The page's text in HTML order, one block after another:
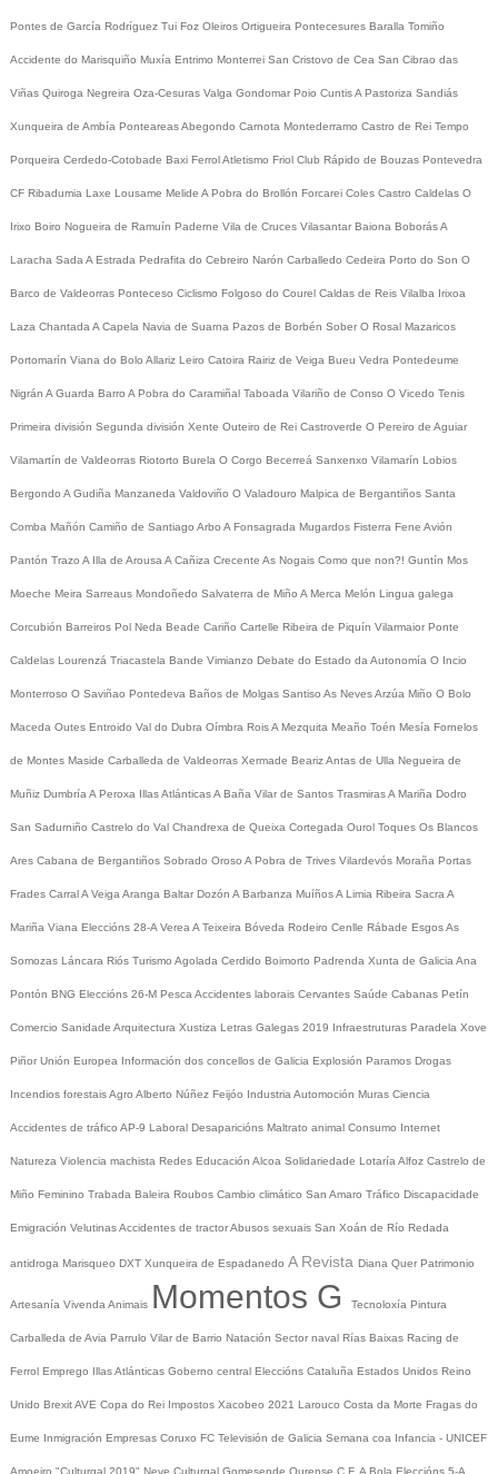
Pontes de García Rodríguez Tui Foz Oleiros Ortigueira Pontecesures Baralla Tomiño
Accidente do Marisquiño Muxía Entrimo Monterrei San Cristovo de Cea San Cibrao das
Viñas Quiroga Negreira Oza-Cesuras Valga Gondomar Poio CuntisA Pastoriza Sandiás
Xunqueira de Ambía PonteareasAbegondo Carnota Montederramo Castro de Rei Tempo
Porqueira Cerdedo-Cotobade Baxi FerrolAtletismo Friol Club Rápido de Bouzas Pontevedra
CF Ribadumia Laxe Lousame Melide A Pobra do Brollón Forcarei Coles Castro Caldelas O
Irixo Boiro Nogueira de Ramuín Paderne Vila de Cruces Vilasantar Baiona BoborásA
Laracha Sada A Estrada Pedrafita do Cebreiro Narón Carballedo Cedeira Porto do Son O
Barco de Valdeorras Ponteceso Ciclismo Folgoso do Courel Caldas de Reis Vilalba Irixoa
Laza Chantada A Capela Navia de Suarna Pazos de Borbén Sober O Rosal Mazaricos
Portomarín Viana do Bolo Allariz Leiro Catoira Rairiz de Veiga Bueu Vedra Pontedeume
Nigrán A Guarda Barro A Pobra do Caramiñal Taboada Vilariño de Conso O Vicedo Tenis
Primeira división Segunda división Xente Outeiro de Rei Castroverde O Pereiro de Aguiar
Vilamartín de Valdeorras Riotorto Burela O Corgo Becerreá Sanxenxo Vilamarín Lobios
Bergondo A Gudiña Manzaneda Valdoviño O Valadouro Malpica de Bergantiños Santa
Comba Mañón Camiño de Santiago Arbo A Fonsagrada Mugardos Fisterra Fene Avión
Pantón Trazo A Illa de Arousa A Cañiza Crecente As Nogais Como que non?! Guntín Mos
Moeche Meira Sarreaus Mondoñedo Salvaterra de Miño A Merca Melón Lingua galega
Corcubión Barreiros Pol Neda Beade Cariño Cartelle Ribeira de Piquín Vilarmaior Ponte
Caldelas Lourenzá Triacastela Bande Vimianzo Debate do Estado da Autonomía O Incio
Monterroso O Saviñao Pontedeva Baños de Molgas Santiso As NevesArzúa Miño O Bolo
Maceda Outes Entroido Val do Dubra Oímbra RoisA Mezquita Meaño Toén Mesía Fornelos
de Montes Maside Carballeda de Valdeorras Xermade BearizAntas de Ulla Negueira de
Muñiz Dumbría A Peroxa Illas AtlánticasA Baña Vilar de Santos TrasmirasA Mariña Dodro
San Sadurniño Castrelo do Val Chandrexa de Queixa Cortegada Ourol Toques Os Blancos
Ares Cabana de Bergantiños Sobrado Oroso A Pobra de Trives Vilardevós Moraña Portas
Frades CarralA Veiga Aranga Baltar Dozón A Barbanza MuíñosA Limia Ribeira Sacra A
Mariña Viana Eleccións 28-A Verea A Teixeira Bóveda Rodeiro Cenlle Rábade EsgosAs
Somozas Láncara Riós Turismo Agolada Cerdido Boimorto Padrenda Xunta de Galicia Ana
Pontón BNG Eleccións 26-M Pesca Accidentes laborais Cervantes Saúde Cabanas Petín
Comercio Sanidade Arquitectura Xustiza Letras Galegas 2019 Infraestruturas Paradela Xove
Piñor Unión Europea Información dos concellos de Galicia Explosión Paramos Drogas
Incendios forestaisAgro Alberto Núñez Feijóo Industria Automoción Muras Ciencia
Accidentes de tráfico AP-9 Laboral Desaparicións Maltrato animal Consumo Internet
Natureza Violencia machista Redes Educación Alcoa Solidariedade Lotaría Alfoz Castrelo de
Miño Feminino Trabada Baleira Roubos Cambio climático San Amaro Tráfico Discapacidade
Emigración VelutinasAccidentes de tractorAbusos sexuais San Xoán de Río Redada
antidroga Marisqueo DXT Xunqueira de Espadanedo A Revista Diana Quer Patrimonio
Artesanía Vivenda Animais Momentos G Tecnoloxía Pintura
Carballeda de Avia Parrulo Vilar de Barrio Natación Sector naval Rías Baixas Racing de
Ferrol Emprego Illas Atlánticas Goberno central Eleccións Cataluña Estados Unidos Reino
Unido BrexitAVE Copa do Rei Impostos Xacobeo 2021 Larouco Costa da Morte Fragas do
Eume Inmigración Empresas Coruxo FC Televisión de Galicia Semana coa Infancia - UNICEF
Amoeiro "Culturgal 2019" Neve Culturgal Gomesende Ourense C.F. A Bola Eleccións 5-A